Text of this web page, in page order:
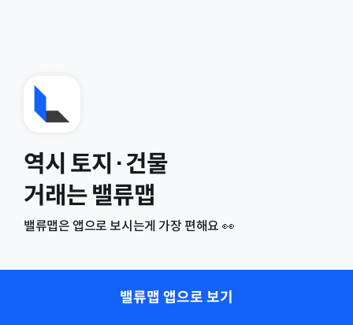
역시 토지·건물
거래는 밸류맵
밸류맵은 앱으로 보시는게 가장 편해요 👀
밸류맵 앱으로 보기